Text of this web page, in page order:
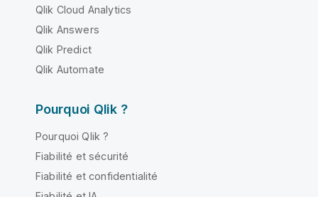
Qlik Cloud Analytics
Qlik Answers
Qlik Predict
Qlik Automate
Pourquoi Qlik ?
Pourquoi Qlik ?
Fiabilité et sécurité
Fiabilité et confidentialité